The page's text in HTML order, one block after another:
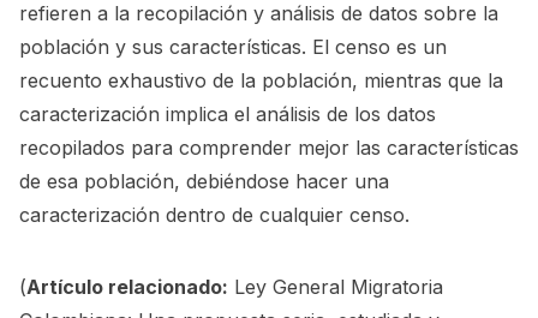
refieren a la recopilación y análisis de datos sobre la
población y sus características. El censo es un
recuento exhaustivo de la población, mientras que la
caracterización implica el análisis de los datos
recopilados para comprender mejor las características
de esa población, debiéndose hacer una
caracterización dentro de cualquier censo.
(Artículo relacionado: Ley General Migratoria